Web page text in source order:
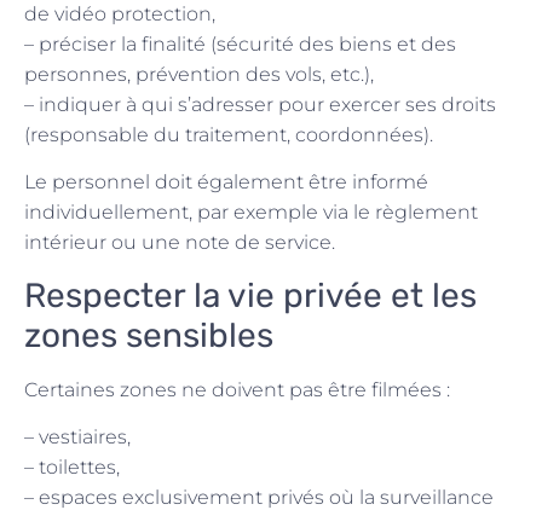
de vidéo protection,
– préciser la finalité (sécurité des biens et des
personnes, prévention des vols, etc.),
– indiquer à qui s’adresser pour exercer ses droits
(responsable du traitement, coordonnées).
Le personnel doit également être informé
individuellement, par exemple via le règlement
intérieur ou une note de service.
Respecter la vie privée et les
zones sensibles
Certaines zones ne doivent pas être filmées :
– vestiaires,
– toilettes,
– espaces exclusivement privés où la surveillance